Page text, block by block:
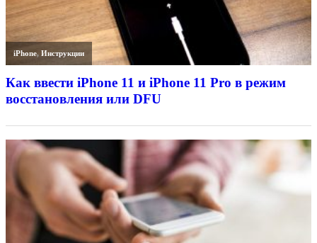
iPhone,Инструкции
Как ввести iPhone 11 и iPhone 11 Pro в режим
восстановления или DFU